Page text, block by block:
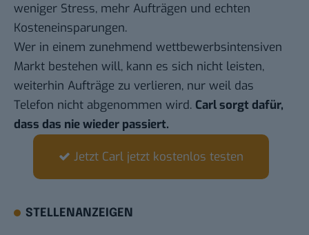
weniger Stress, mehr Aufträgen und echten
Kosteneinsparungen.
Wer in einem zunehmend wettbewerbsintensiven
Markt bestehen will, kann es sich nicht leisten,
weiterhin Aufträge zu verlieren, nur weil das
Telefon nicht abgenommen wird. Carl sorgt dafür,
dass das nie wieder passiert.
Jetzt Carl jetzt kostenlos testen
STELLENANZEIGEN